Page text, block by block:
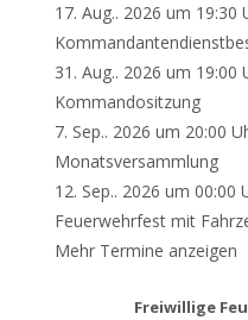
17. Aug.. 2026 um 19:30
31. Aug.. 2026 um 19:00
Kommandositzung
7. Sep.. 2026 um 20:00
Monatsversammlung
12. Sep.. 2026 um 00:00
Feuerwehrfest mit
Mehr Termine anzeigen
Freiwillige